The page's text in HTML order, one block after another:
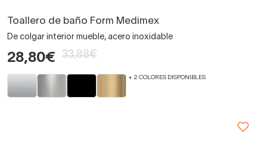
Toallero de baño Form Medimex
De colgar interior mueble, acero inoxidable
28,80€ 33,88€
+ 2 COLORES DISPONIBLES